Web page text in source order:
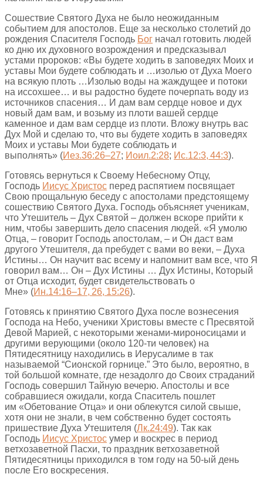
Сошествие Святого Духа не было неожиданным
событием для апостолов. Еще за несколько столетий до
рождения Спасителя Господь Бог начал готовить людей
ко дню их духовного возрождения и предсказывал
устами пророков: «Вы будете ходить в заповедях Моих и
уставы Мои будете соблюдать и …изолью от Духа Моего
на всякую плоть …Изолью воды на жаждущее и потоки
на иссохшее… и вы радостно будете почерпать воду из
источников спасения… И дам вам сердце новое и дух
новый дам вам, и возьму из плоти вашей сердце
каменное и дам вам сердце из плоти. Вложу внутрь вас
Дух Мой и сделаю то, что вы будете ходить в заповедях
Моих и уставы Мои будете соблюдать и
выполнять» (Иез.36:26–27; Иоил.2:28; Ис.12:3, 44:3).
Готовясь вернуться к Своему Небесному Отцу,
Господь Иисус Христос перед распятием посвящает
Свою прощальную беседу с апостолами предстоящему
сошествию Святого Духа. Господь объясняет ученикам,
что Утешитель – Дух Святой – должен вскоре прийти к
ним, чтобы завершить дело спасения людей. «Я умолю
Отца, – говорит Господь апостолам, – и Он даст вам
другого Утешителя, да пребудет с вами во веки, – Духа
Истины… Он научит вас всему и напомнит вам все, что Я
говорил вам… Он – Дух Истины … Дух Истины, Который
от Отца исходит, будет свидетельствовать о
Мне» (Ин.14:16–17, 26, 15:26).
Готовясь к принятию Святого Духа после вознесения
Господа на Небо, ученики Христовы вместе с Пресвятой
Девой Марией, с некоторыми женами-мироносицами и
другими верующими (около 120-ти человек) на
Пятидесятницу находились в Иерусалиме в так
называемой “Сионской горнице.” Это было, вероятно, в
той большой комнате, где незадолго до Своих страданий
Господь совершил Тайную вечерю. Апостолы и все
собравшиеся ожидали, когда Спаситель пошлет
им «Обетование Отца» и они облекутся силой свыше,
хотя они не знали, в чем собственно будет состоять
пришествие Духа Утешителя (Лк.24:49). Так как
Господь Иисус Христос умер и воскрес в период
ветхозаветной Пасхи, то праздник ветхозаветной
Пятидесятницы приходился в том году на 50-ый день
после Его воскресения.